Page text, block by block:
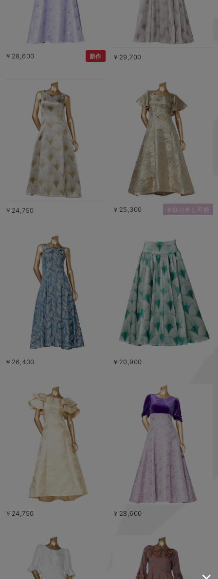
￥28,600 新作 ￥29,700
￥24,750 ￥25,300 袖取り外し可能
￥26,400 ￥20,900
￥24,750 ￥28,600